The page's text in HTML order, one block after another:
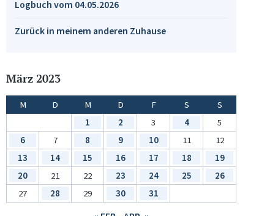
Logbuch vom 04.05.2026
Zurück in meinem anderen Zuhause
März 2023
M D M D F S
S
1
2 3 4
5
6
7 8 9 10 11
12
13
14 15 16 17 18
19
20
21 22 23 24 25
26
27
28 29 30 31